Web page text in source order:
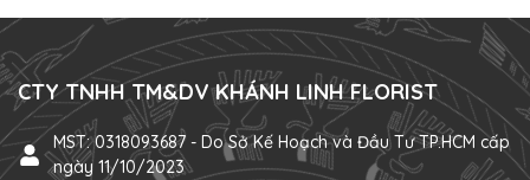
CTY TNHH TM&DV KHÁNH LINH FLORIST
MST: 0318093687 - Do Sở Kế Hoạch và Đầu Tư TP.HCM cấp
ngày 11/10/2023